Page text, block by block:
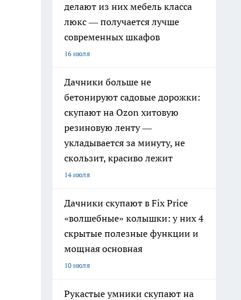
делают из них мебель класса
люкс — получается лучше
современных шкафов
16 июля
Дачники больше не
бетонируют садовые дорожки:
скупают на Ozon хитовую
резиновую ленту —
укладывается за минуту, не
скользит, красиво лежит
14 июля
Дачники скупают в Fix Price
«волшебные» колышки: у них 4
скрытые полезные функции и
мощная основная
10 июля
Рукастые умники скупают на